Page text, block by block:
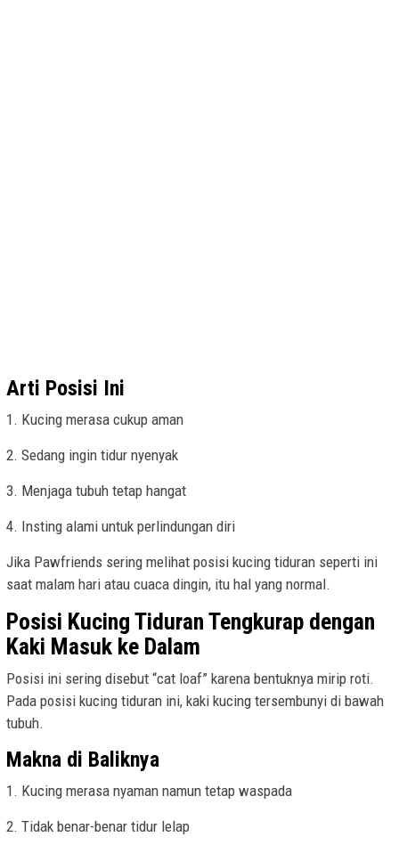
Arti Posisi Ini
1. Kucing merasa cukup aman
2. Sedang ingin tidur nyenyak
3. Menjaga tubuh tetap hangat
4. Insting alami untuk perlindungan diri
Jika Pawfriends sering melihat posisi kucing tiduran seperti ini
saat malam hari atau cuaca dingin, itu hal yang normal.
Posisi Kucing Tiduran Tengkurap dengan
Kaki Masuk ke Dalam
Posisi ini sering disebut “cat loaf” karena bentuknya mirip roti.
Pada posisi kucing tiduran ini, kaki kucing tersembunyi di bawah
tubuh.
Makna di Baliknya
1. Kucing merasa nyaman namun tetap waspada
2. Tidak benar-benar tidur lelap